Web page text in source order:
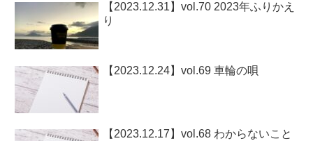
【2023.12.31】vol.70 2023年ふりかえ
り
【2023.12.24】vol.69 車輪の唄
【2023.12.17】vol.68 わからないこと